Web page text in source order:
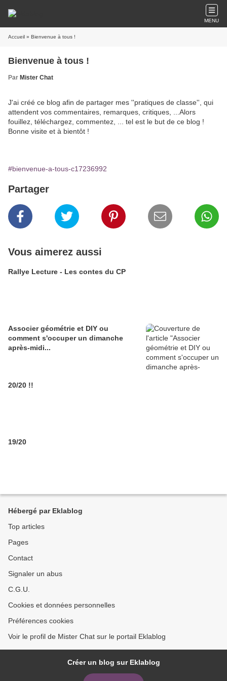
MENU
Accueil » Bienvenue à tous !
Bienvenue à tous !
Par Mister Chat
J'ai créé ce blog afin de partager mes ''pratiques de classe'', qui
attendent vos commentaires, remarques, critiques, ...Alors
fouillez, téléchargez, commentez, ... tel est le but de ce blog !
Bonne visite et à bientôt !
#bienvenue-a-tous-c17236992
Partager
Vous aimerez aussi
Rallye Lecture - Les contes du CP
Associer géométrie et DIY ou
comment s'occuper un dimanche
après-midi...
20/20 !!
19/20
Hébergé par Eklablog
Top articles
Pages
Contact
Signaler un abus
C.G.U.
Cookies et données personnelles
Préférences cookies
Voir le profil de Mister Chat sur le portail Eklablog
Créer un blog sur Eklablog